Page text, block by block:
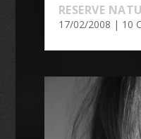
RESERVE
17/02/2008 | 10